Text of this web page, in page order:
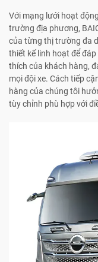
Với mạng lưới hoạt
trường địa phương,
của từng thị trường đa
thiết kế linh hoạt để
thích của khách hàng,
mọi đội xe. Cách tiếp
hàng của chúng tôi
tùy chỉnh phù hợp với